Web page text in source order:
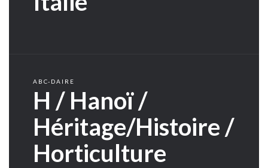
ABC-DAIRE
H / Hanoï /
Héritage/Histoire /
Horticulture